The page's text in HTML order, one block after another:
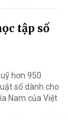
tập số
hơn 950
số dành cho
Nam của Việt